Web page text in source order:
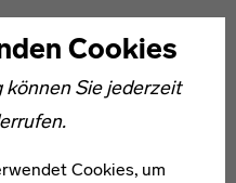
Cookies
Sie jederzeit
Cookies, um
Stiftung Weimar,
des Bauhaus-Instituts
Architektur und Planung